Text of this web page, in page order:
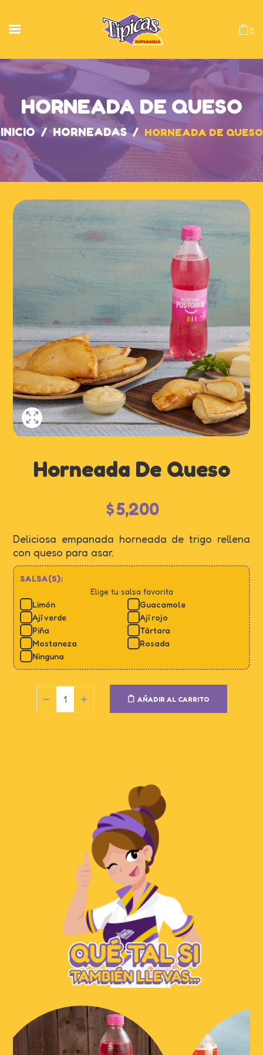
0
HORNEADA DE QUESO
INICIO / HORNEADAS / HORNEADA DE QUESO
Horneada De Queso
$5,200
Deliciosa empanada horneada de trigo rellena
con queso para asar.
SALSA(S):
Elige tu salsa favorita
Limón
Guacamole
Ají verde
Ají rojo
Piña
Tártara
Mostaneza
Rosada
Ninguna
AÑADIR AL CARRITO